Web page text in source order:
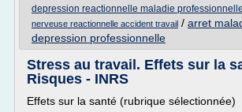
depression reactionnelle maladie professionnelle
nerveuse reactionnelle accident travail / arret
depression professionnelle
Stress au travail. Effets sur la
Risques - INRS
Effets sur la santé (rubrique sélectionnée)